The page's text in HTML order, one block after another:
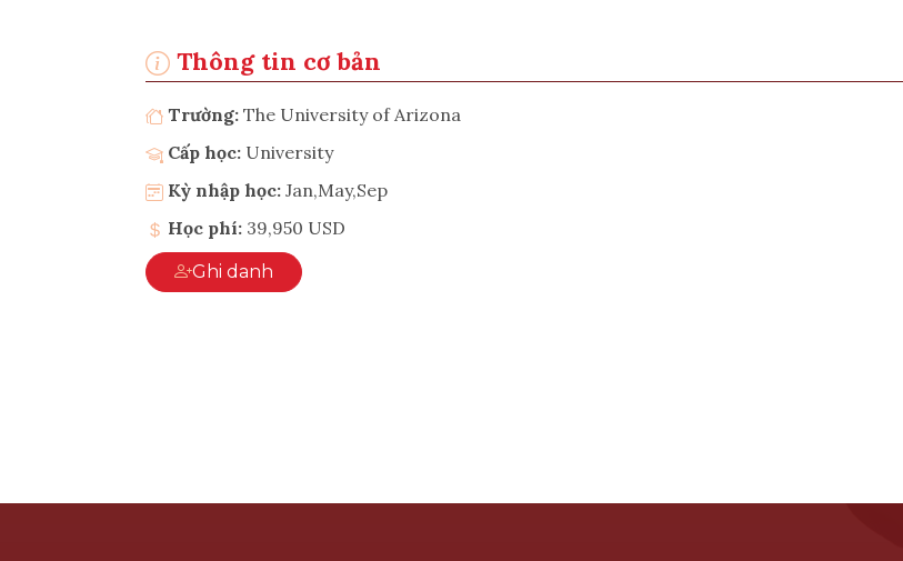
Thông tin cơ bản
Trường: The University of Arizona
Cấp học: University
Kỳ nhập học: Jan,May,Sep
Học phí: 39,950 USD
Ghi danh